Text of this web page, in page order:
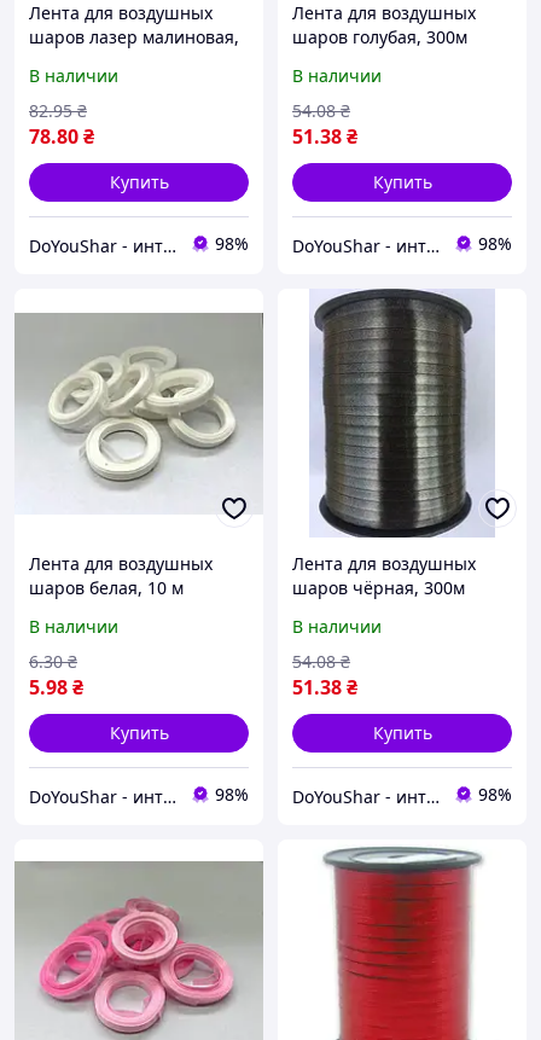
Лента для воздушных
шаров лазер малиновая,
В наличии
78.80₴
82.95 ₴
Купить
DoYouShar - интернет-магазин товаров для праздника 98%
Лента для воздушных
шаров голубая, 300м
В наличии
51.38₴
54.08 ₴
Купить
DoYouShar - интернет-магазин товаров для праздника 98%
Лента для воздушных
шаров белая, 10 м
В наличии
5.98₴
6.30 ₴
Купить
DoYouShar - интернет-магазин товаров для праздника 98%
Лента для воздушных
шаров чёрная, 300м
В наличии
51.38₴
54.08 ₴
Купить
DoYouShar - интернет-магазин товаров для праздника 98%